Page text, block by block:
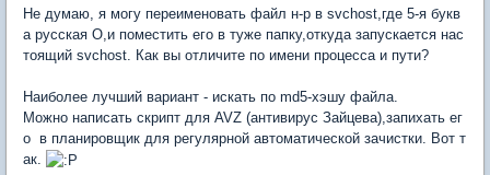
Не думаю, я могу переименовать файл н-р в svchost,где 5-я букв
а русская О,и поместить его в туже папку,откуда запускается нас
тоящий svchost. Как вы отличите по имени процесса и пути?
Наиболее лучший вариант - искать по md5-хэшу файла.
Можно написать скрипт для AVZ (антивирус Зайцева),запихать ег
о в планировщик для регулярной автоматической зачистки. Вот т
ак.